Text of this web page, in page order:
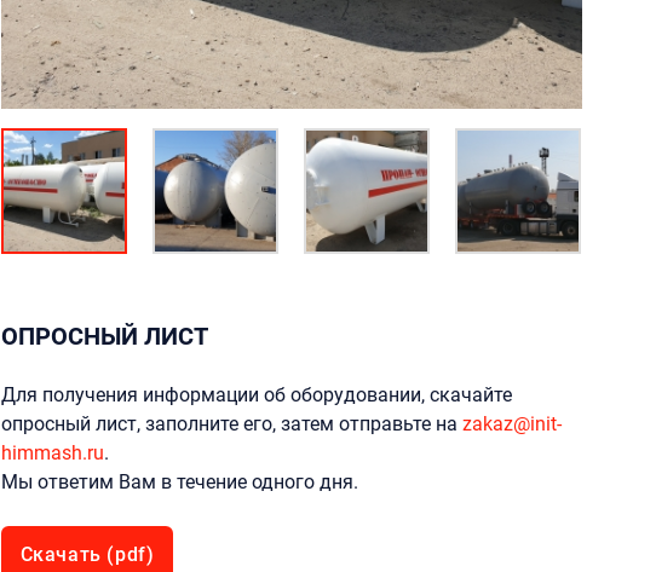
ОПРОСНЫЙ ЛИСТ
Для получения информации об оборудовании, скачайте
опросный лист, заполните его, затем отправьте на zakaz@init-
himmash.ru.
Мы ответим Вам в течение одного дня.
Скачать (pdf)